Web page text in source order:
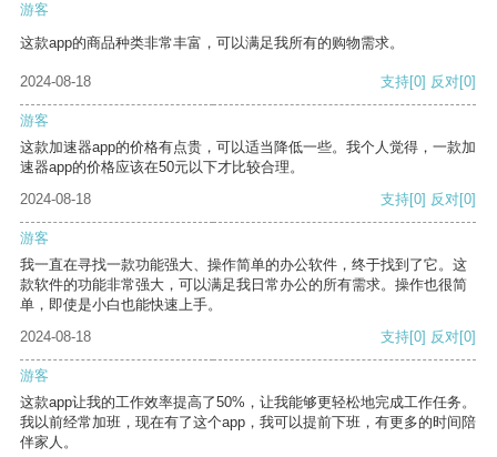
游客
这款app的商品种类非常丰富，可以满足我所有的购物需求。
2024-08-18 支持[0] 反对[0]
游客
这款加速器app的价格有点贵，可以适当降低一些。我个人觉得，一款加
速器app的价格应该在50元以下才比较合理。
2024-08-18
支持[0] 反对[0]
游客
我一直在寻找一款功能强大、操作简单的办公软件，终于找到了它。这
款软件的功能非常强大，可以满足我日常办公的所有需求。操作也很简
单，即使是小白也能快速上手。
2024-08-18
支持[0] 反对[0]
游客
这款app让我的工作效率提高了50%，让我能够更轻松地完成工作任务。
我以前经常加班，现在有了这个app，我可以提前下班，有更多的时间陪
伴家人。